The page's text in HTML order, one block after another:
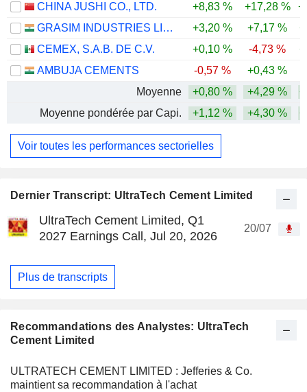
Dernier Transcript: UltraTech Cement Limited
UltraTech Cement Limited, Q1
2027 Earnings Call, Jul 20, 2026
20/07
Plus de transcripts
Recommandations des Analystes: UltraTech
Cement Limited
ULTRATECH CEMENT LIMITED : Jefferies & Co.
maintient sa recommandation à l'achat
CHINA JUSHI CO., LTD.
+8,83 % +17,28 %
GRASIM INDUSTRIES LIMITED
+3,20 % +7,17 %
CEMEX, S.A.B. DE C.V.
+0,10 % -4,73 %
AMBUJA CEMENTS
-0,57 % +0,43 %
Moyenne
+0,80 % +4,29 %
Moyenne pondérée par Capi.
+1,12 % +4,30 %
Voir toutes les performances sectorielles